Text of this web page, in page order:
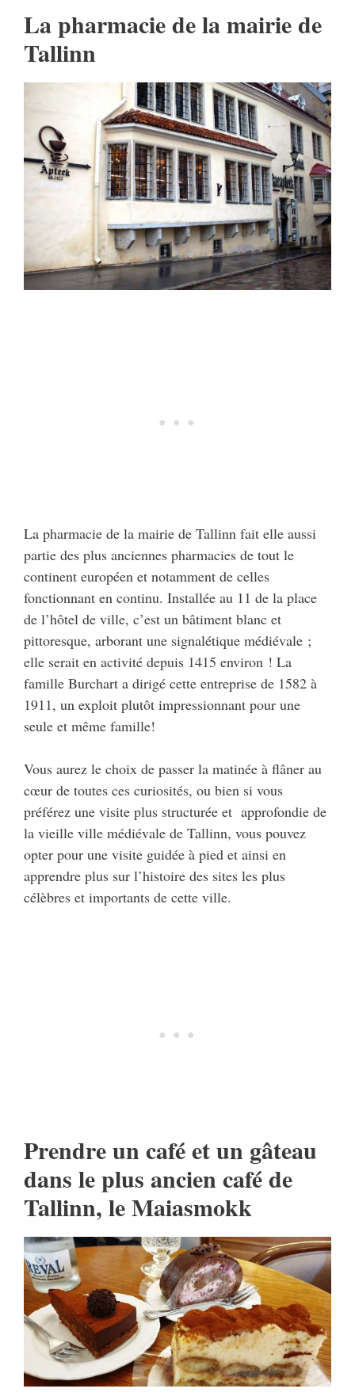
La pharmacie de la mairie de
Tallinn
La pharmacie de la mairie de Tallinn fait elle aussi
partie des plus anciennes pharmacies de tout le
continent européen et notamment de celles
fonctionnant en continu. Installée au 11 de la place
de l’hôtel de ville, c’est un bâtiment blanc et
pittoresque, arborant une signalétique médiévale ;
elle serait en activité depuis 1415 environ ! La
famille Burchart a dirigé cette entreprise de 1582 à
1911, un exploit plutôt impressionnant pour une
seule et même famille!
Vous aurez le choix de passer la matinée à flâner au
cœur de toutes ces curiosités, ou bien si vous
préférez une visite plus structurée et approfondie de
la vieille ville médiévale de Tallinn, vous pouvez
opter pour une visite guidée à pied et ainsi en
apprendre plus sur l’histoire des sites les plus
célèbres et importants de cette ville.
Prendre un café et un gâteau
dans le plus ancien café de
Tallinn, le Maiasmokk